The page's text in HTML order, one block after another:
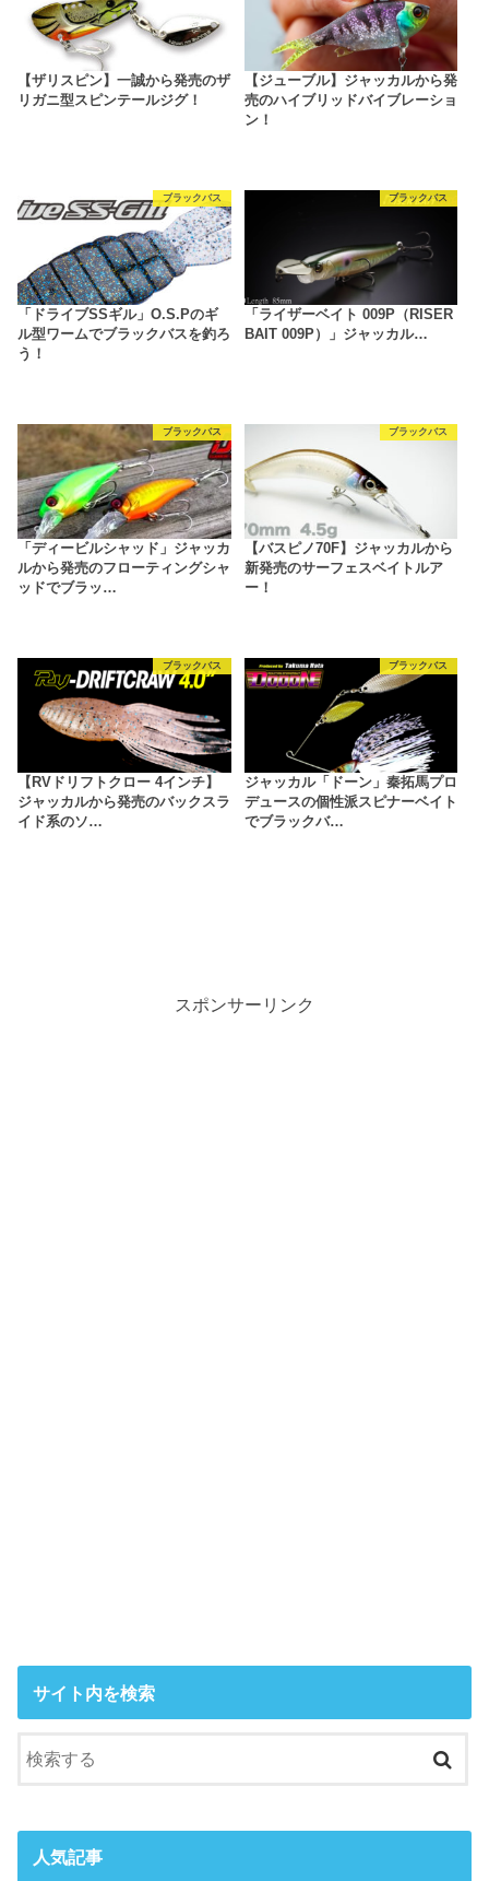
【ザリスピン】一誠から発売のザ
リガニ型スピンテールジグ！
【ジューブル】ジャッカルから発
売のハイブリッドバイブレーショ
ン！
ブラックバス
「ドライブSSギル」O.S.Pのギ
ル型ワームでブラックバスを釣ろ
う！
ブラックバス
「ライザーベイト 009P（RISER
BAIT 009P）」ジャッカル…
ブラックバス
「ディービルシャッド」ジャッカ
ルから発売のフローティングシャ
ッドでブラッ…
ブラックバス
【バスピノ70F】ジャッカルから
新発売のサーフェスベイトルア
ー！
ブラックバス
【RVドリフトクロー 4インチ】
ジャッカルから発売のバックスラ
イド系のソ…
ブラックバス
ジャッカル「ドーン」秦拓馬プロ
デュースの個性派スピナーベイト
でブラックバ…
スポンサーリンク
サイト内を検索
人気記事